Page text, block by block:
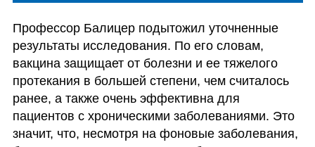
Профессор Балицер подытожил уточненные
результаты исследования. По его словам,
вакцина защищает от болезни и ее тяжелого
протекания в большей степени, чем считалось
ранее, а также очень эффективна для
пациентов с хроническими заболеваниями. Это
значит, что, несмотря на фоновые заболевания,